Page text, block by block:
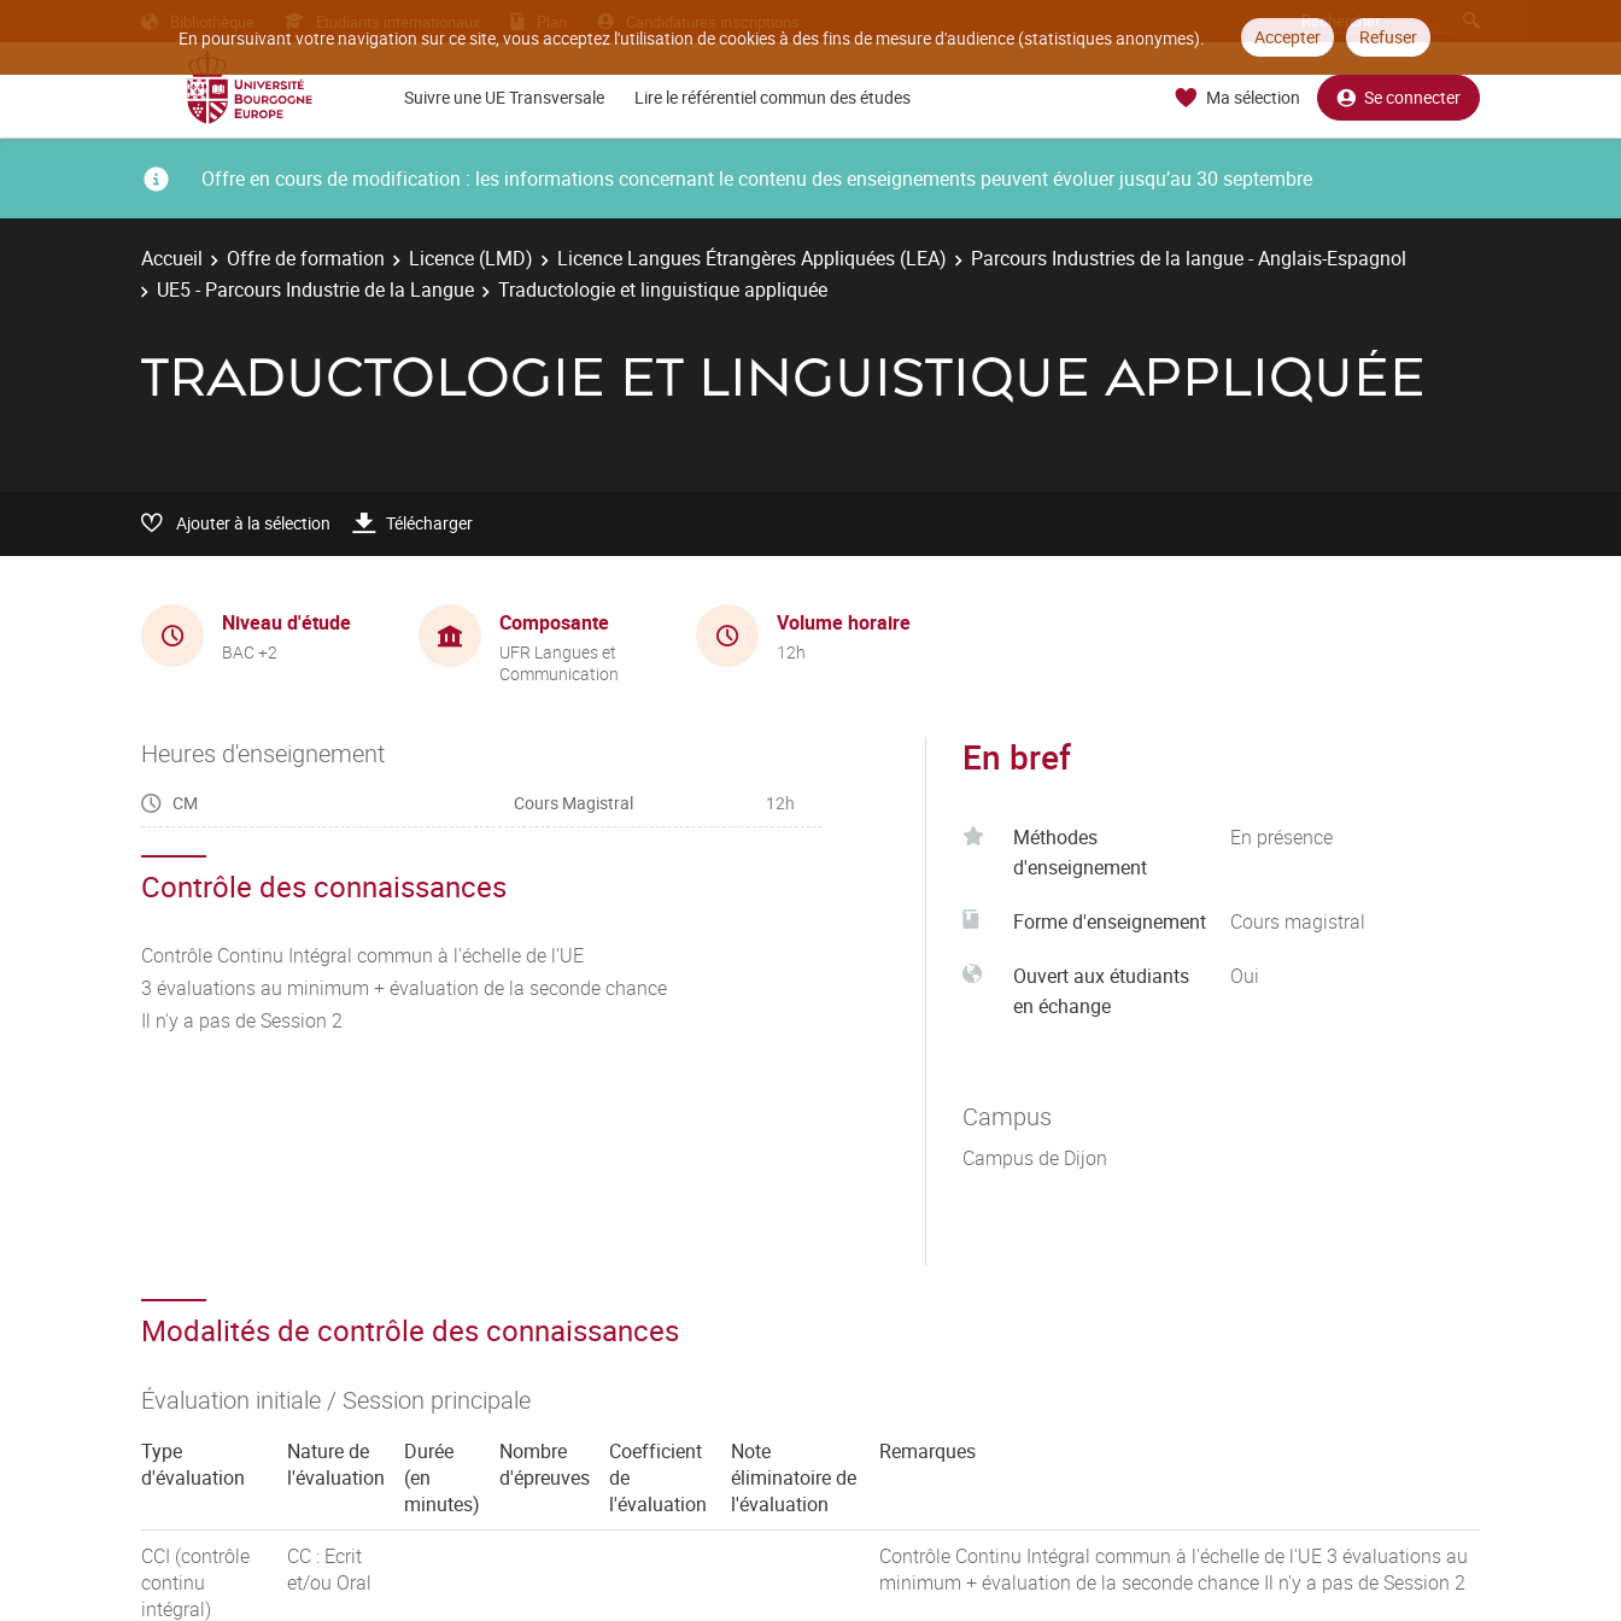
En poursuivant votre navigation sur ce site, vous acceptez l'utilisation de cookies à des fins de mesure d'audience (statistiques anonymes). Accepter Refuser
Bibliothèque Etudiants internationaux Plan Candidatures inscriptions
Suivre une UE Transversale Lire le référentiel commun des études Ma sélection Se connecter
Offre en cours de modification : les informations concernant le contenu des enseignements peuvent évoluer jusqu’au 30 septembre
Accueil Offre de formation Licence (LMD) Licence Langues Étrangères Appliquées (LEA)
Parcours Industries de la langue - Anglais-Espagnol
UE5 - Parcours Industrie de la Langue
Traductologie et linguistique appliquée
TRADUCTOLOGIE ET LINGUISTIQUE APPLIQUÉE
Ajouter à la sélection Télécharger
Niveau d'étude
BAC +2
Composante
UFR Langues et
Communication
Volume horaire
12h
Heures d'enseignement
CM Cours Magistral 12h
Contrôle des connaissances
Contrôle Continu Intégral commun à l'échelle de l'UE
3 évaluations au minimum + évaluation de la seconde chance
Il n'y a pas de Session 2
En bref
Méthodes
d'enseignement
En présence
Forme d'enseignement Cours magistral
Ouvert aux étudiants
en échange
Oui
Campus
Campus de Dijon
Modalités de contrôle des connaissances
Évaluation initiale / Session principale
Type
d'évaluation
Nature de
l'évaluation
Durée
(en
minutes)
Nombre
d'épreuves
Coefficient
de
l'évaluation
Note
éliminatoire de
l'évaluation
Remarques
CCI (contrôle
continu
intégral)
CC : Ecrit
et/ou Oral
Contrôle Continu Intégral commun à l'échelle de l'UE 3 évaluations au
minimum + évaluation de la seconde chance Il n'y a pas de Session 2